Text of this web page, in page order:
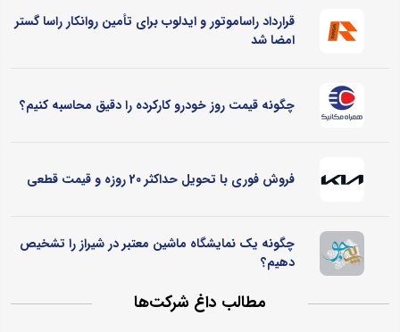
قرارداد راساموتور و ایدلوب برای تأمین روانکار راسا گستر
امضا شد
چگونه قیمت روز خودرو کارکرده را دقیق محاسبه کنیم؟
فروش فوری با تحویل حداکثر 20 روزه و قیمت قطعی
چگونه یک نمایشگاه ماشین معتبر در شیراز را تشخیص
دهیم؟
مطالب داغ شرکت‌ها